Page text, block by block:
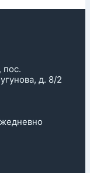
пос.
д. 8/2